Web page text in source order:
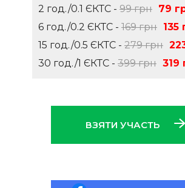
2 год./0.1 ЄКТС - 99 грн 79
6 год./0.2 ЄКТС - 169 грн 135
15 год./0.5 ЄКТС - 279 грн
30 год./1 ЄКТС - 399 грн 319
ВЗЯТИ УЧАСТЬ